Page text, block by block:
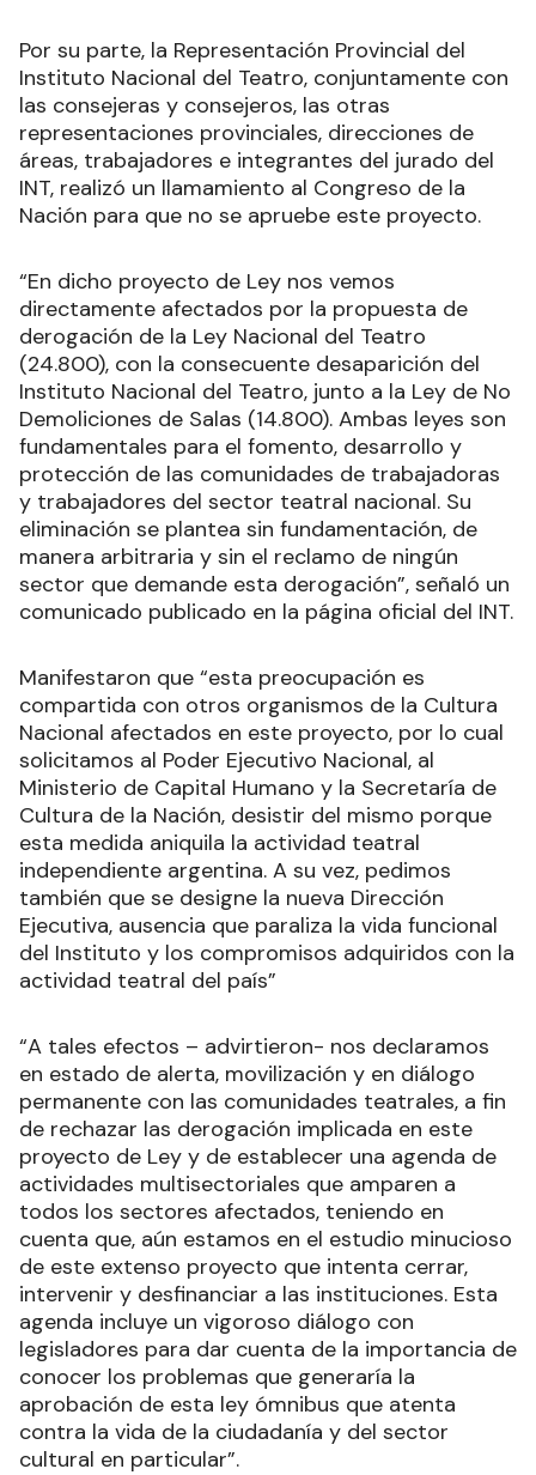
Por su parte, la Representación Provincial del
Instituto Nacional del Teatro, conjuntamente con
las consejeras y consejeros, las otras
representaciones provinciales, direcciones de
áreas, trabajadores e integrantes del jurado del
INT, realizó un llamamiento al Congreso de la
Nación para que no se apruebe este proyecto.
“En dicho proyecto de Ley nos vemos
directamente afectados por la propuesta de
derogación de la Ley Nacional del Teatro
(24.800), con la consecuente desaparición del
Instituto Nacional del Teatro, junto a la Ley de No
Demoliciones de Salas (14.800). Ambas leyes son
fundamentales para el fomento, desarrollo y
protección de las comunidades de trabajadoras
y trabajadores del sector teatral nacional. Su
eliminación se plantea sin fundamentación, de
manera arbitraria y sin el reclamo de ningún
sector que demande esta derogación”, señaló un
comunicado publicado en la página oficial del INT.
Manifestaron que “esta preocupación es
compartida con otros organismos de la Cultura
Nacional afectados en este proyecto, por lo cual
solicitamos al Poder Ejecutivo Nacional, al
Ministerio de Capital Humano y la Secretaría de
Cultura de la Nación, desistir del mismo porque
esta medida aniquila la actividad teatral
independiente argentina. A su vez, pedimos
también que se designe la nueva Dirección
Ejecutiva, ausencia que paraliza la vida funcional
del Instituto y los compromisos adquiridos con la
actividad teatral del país”
“A tales efectos – advirtieron- nos declaramos
en estado de alerta, movilización y en diálogo
permanente con las comunidades teatrales, a fin
de rechazar las derogación implicada en este
proyecto de Ley y de establecer una agenda de
actividades multisectoriales que amparen a
todos los sectores afectados, teniendo en
cuenta que, aún estamos en el estudio minucioso
de este extenso proyecto que intenta cerrar,
intervenir y desfinanciar a las instituciones. Esta
agenda incluye un vigoroso diálogo con
legisladores para dar cuenta de la importancia de
conocer los problemas que generaría la
aprobación de esta ley ómnibus que atenta
contra la vida de la ciudadanía y del sector
cultural en particular”.